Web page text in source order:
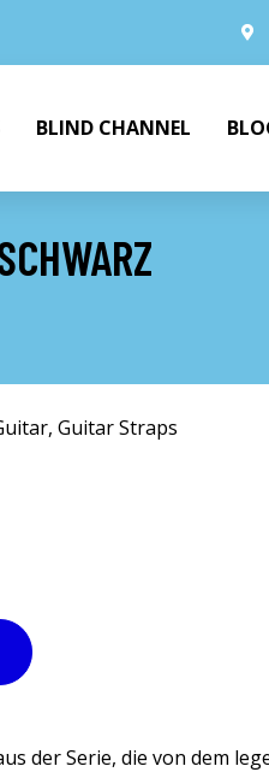
BLIND CHANNEL
, Guitar Straps
der Serie, die von dem